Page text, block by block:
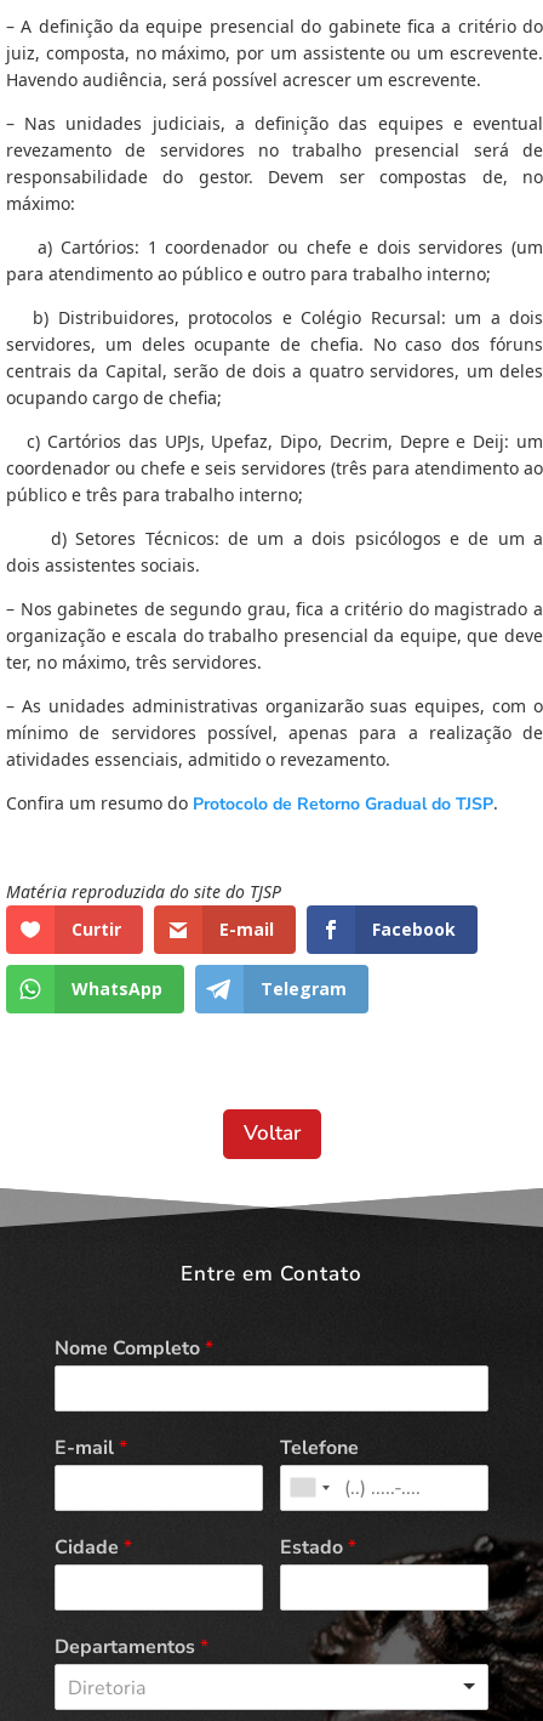
– A definição da equipe presencial do gabinete fica a critério do
juiz, composta, no máximo, por um assistente ou um escrevente.
Havendo audiência, será possível acrescer um escrevente.
– Nas unidades judiciais, a definição das equipes e eventual
revezamento de servidores no trabalho presencial será de
responsabilidade do gestor. Devem ser compostas de, no
máximo:
a) Cartórios: 1 coordenador ou chefe e dois servidores (um
para atendimento ao público e outro para trabalho interno;
b) Distribuidores, protocolos e Colégio Recursal: um a dois
servidores, um deles ocupante de chefia. No caso dos fóruns
centrais da Capital, serão de dois a quatro servidores, um deles
ocupando cargo de chefia;
c) Cartórios das UPJs, Upefaz, Dipo, Decrim, Depre e Deij: um
coordenador ou chefe e seis servidores (três para atendimento ao
público e três para trabalho interno;
d) Setores Técnicos: de um a dois psicólogos e de um a
dois assistentes sociais.
– Nos gabinetes de segundo grau, fica a critério do magistrado a
organização e escala do trabalho presencial da equipe, que deve
ter, no máximo, três servidores.
– As unidades administrativas organizarão suas equipes, com o
mínimo de servidores possível, apenas para a realização de
atividades essenciais, admitido o revezamento.
Confira um resumo do Protocolo de Retorno Gradual do TJSP.
Matéria reproduzida do site do TJSP
Curtir
E-mail Facebook
WhatsApp Telegram
Voltar
Entre em Contato
Nome Completo*
E-mail* Telefone
Cidade * Estado*
Departamentos*
Diretoria